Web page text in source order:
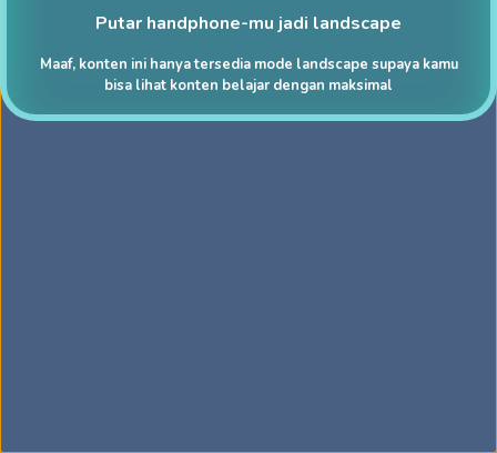
Putar handphone-mu jadi landscape
Maaf, konten ini hanya tersedia mode landscape supaya kamu
bisa lihat konten belajar dengan maksimal